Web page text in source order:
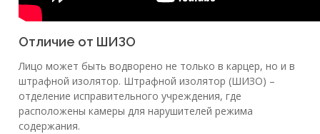
Отличие от ШИЗО
Лицо может быть водворено не только в карцер, но и в
штрафной изолятор. Штрафной изолятор (ШИЗО) –
отделение исправительного учреждения, где
расположены камеры для нарушителей режима
содержания.